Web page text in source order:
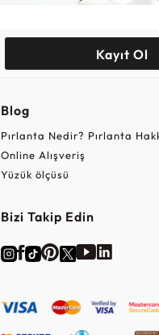
Kayıt Ol
Blog
Pırlanta Nedir? Pırlanta
Online Alışveriş
Yüzük ölçüsü
Bizi Takip Edin